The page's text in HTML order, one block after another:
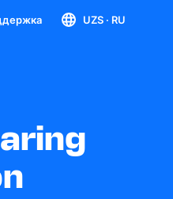
UZS · RU